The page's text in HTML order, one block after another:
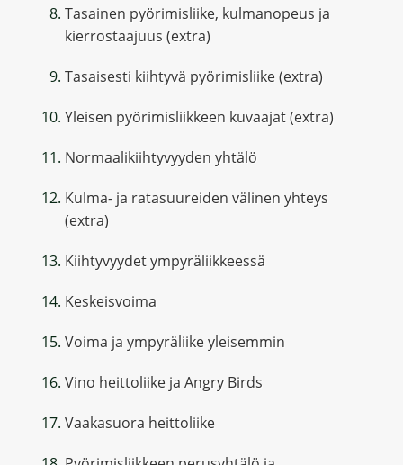
Tasainen pyörimisliike, kulmanopeus ja
kierrostaajuus (extra)
Tasaisesti kiihtyvä pyörimisliike (extra)
Yleisen pyörimisliikkeen kuvaajat (extra)
Normaalikiihtyvyyden yhtälö
Kulma- ja ratasuureiden välinen yhteys
(extra)
Kiihtyvyydet ympyräliikkeessä
Keskeisvoima
Voima ja ympyräliike yleisemmin
Vino heittoliike ja Angry Birds
Vaakasuora heittoliike